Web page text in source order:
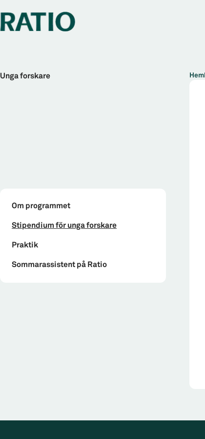
Unga forskare
Om programmet
Stipendium för unga forskare
Praktik
Sommarassistent på Ratio
Hem